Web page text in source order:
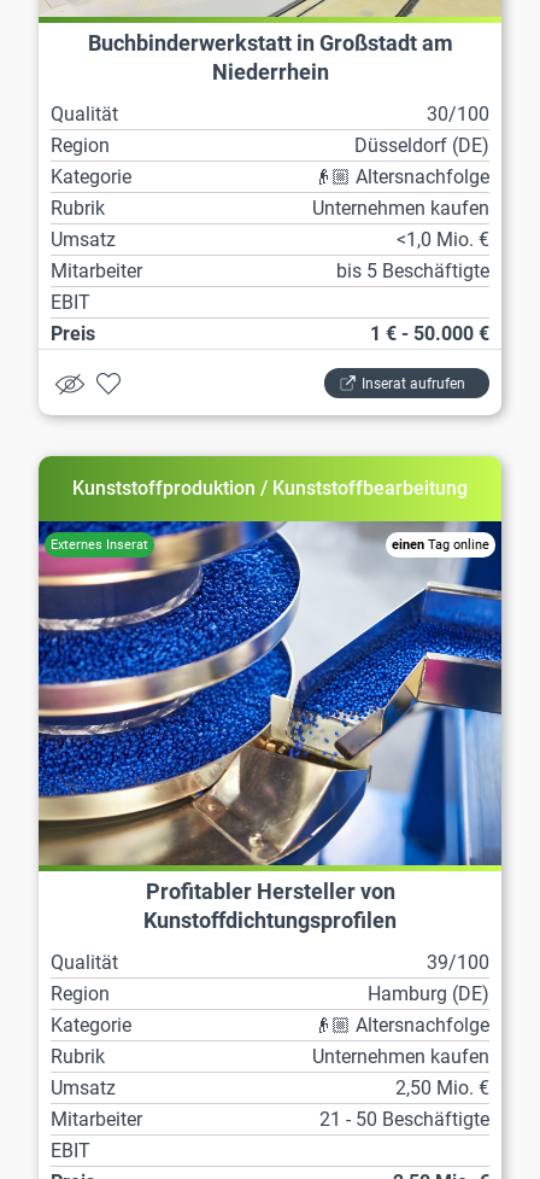
Buchbinderwerkstatt in Großstadt am
Niederrhein
Qualität
30/100
Region
Düsseldorf (DE)
Kategorie
👴🏼 Altersnachfolge
Rubrik
Unternehmen kaufen
Umsatz
<1,0 Mio. €
Mitarbeiter
bis 5 Beschäftigte
EBIT
Preis
1 € - 50.000 €
Inserat aufrufen
Kunststoffproduktion / Kunststoffbearbeitung
einen Tag online
Profitabler Hersteller von
Kunstoffdichtungsprofilen
Qualität
39/100
Region
Hamburg (DE)
Kategorie
👴🏼 Altersnachfolge
Rubrik
Unternehmen kaufen
Umsatz
2,50 Mio. €
Mitarbeiter
21 - 50 Beschäftigte
EBIT